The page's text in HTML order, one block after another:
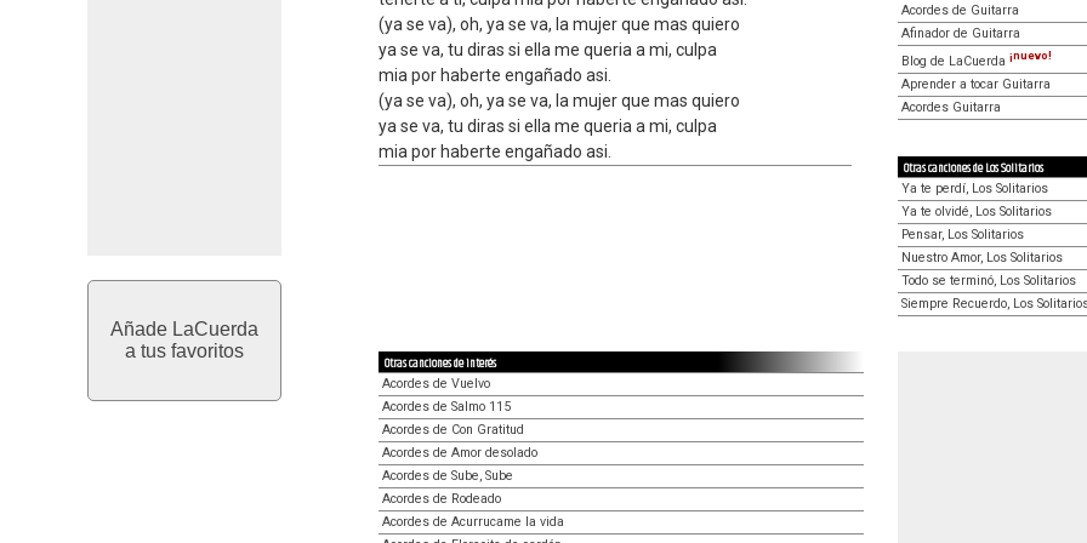
Añade LaCuerda
a tus favoritos
(ya se va), oh, ya se va, la mujer que mas quiero
ya se va, tu diras si ella me queria a mi, culpa
mia por haberte engañado asi.
(ya se va), oh, ya se va, la mujer que mas quiero
ya se va, tu diras si ella me queria a mi, culpa
mia por haberte engañado asi.
Acordes de Guitarra
Afinador de Guitarra
Blog de LaCuerda ¡nuevo!
Aprender a tocar Guitarra
Acordes Guitarra
Otras canciones de Los Solitarios
Ya te perdí, Los Solitarios
Ya te olvidé, Los Solitarios
Pensar, Los Solitarios
Nuestro Amor, Los Solitarios
Todo se terminó, Los Solitarios
Siempre Recuerdo, Los
Otras canciones de interés
Acordes de Vuelvo
Acordes de Salmo 115
Acordes de Con Gratitud
Acordes de Amor desolado
Acordes de Sube, Sube
Acordes de Rodeado
Acordes de Acurrucame la vida